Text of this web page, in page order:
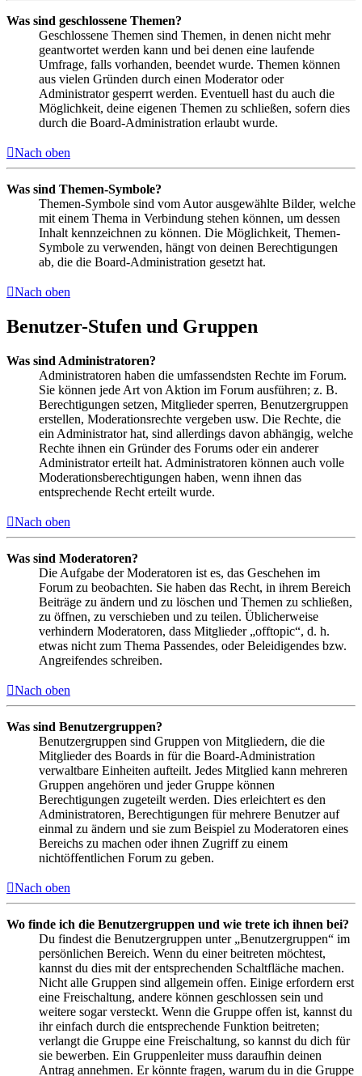
Was sind geschlossene Themen?
Geschlossene Themen sind Themen, in denen nicht mehr
geantwortet werden kann und bei denen eine laufende
Umfrage, falls vorhanden, beendet wurde. Themen können
aus vielen Gründen durch einen Moderator oder
Administrator gesperrt werden. Eventuell hast du auch die
Möglichkeit, deine eigenen Themen zu schließen, sofern dies
durch die Board-Administration erlaubt wurde.
Nach oben
Was sind Themen-Symbole?
Themen-Symbole sind vom Autor ausgewählte Bilder, welche
mit einem Thema in Verbindung stehen können, um dessen
Inhalt kennzeichnen zu können. Die Möglichkeit, Themen-
Symbole zu verwenden, hängt von deinen Berechtigungen
ab, die die Board-Administration gesetzt hat.
Nach oben
Benutzer-Stufen und Gruppen
Was sind Administratoren?
Administratoren haben die umfassendsten Rechte im Forum.
Sie können jede Art von Aktion im Forum ausführen; z. B.
Berechtigungen setzen, Mitglieder sperren, Benutzergruppen
erstellen, Moderationsrechte vergeben usw. Die Rechte, die
ein Administrator hat, sind allerdings davon abhängig, welche
Rechte ihnen ein Gründer des Forums oder ein anderer
Administrator erteilt hat. Administratoren können auch volle
Moderationsberechtigungen haben, wenn ihnen das
entsprechende Recht erteilt wurde.
Nach oben
Was sind Moderatoren?
Die Aufgabe der Moderatoren ist es, das Geschehen im
Forum zu beobachten. Sie haben das Recht, in ihrem Bereich
Beiträge zu ändern und zu löschen und Themen zu schließen,
zu öffnen, zu verschieben und zu teilen. Üblicherweise
verhindern Moderatoren, dass Mitglieder „offtopic“, d. h.
etwas nicht zum Thema Passendes, oder Beleidigendes bzw.
Angreifendes schreiben.
Nach oben
Was sind Benutzergruppen?
Benutzergruppen sind Gruppen von Mitgliedern, die die
Mitglieder des Boards in für die Board-Administration
verwaltbare Einheiten aufteilt. Jedes Mitglied kann mehreren
Gruppen angehören und jeder Gruppe können
Berechtigungen zugeteilt werden. Dies erleichtert es den
Administratoren, Berechtigungen für mehrere Benutzer auf
einmal zu ändern und sie zum Beispiel zu Moderatoren eines
Bereichs zu machen oder ihnen Zugriff zu einem
nichtöffentlichen Forum zu geben.
Nach oben
Wo finde ich die Benutzergruppen und wie trete ich ihnen bei?
Du findest die Benutzergruppen unter „Benutzergruppen“ im
persönlichen Bereich. Wenn du einer beitreten möchtest,
kannst du dies mit der entsprechenden Schaltfläche machen.
Nicht alle Gruppen sind allgemein offen. Einige erfordern erst
eine Freischaltung, andere können geschlossen sein und
weitere sogar versteckt. Wenn die Gruppe offen ist, kannst du
ihr einfach durch die entsprechende Funktion beitreten;
verlangt die Gruppe eine Freischaltung, so kannst du dich für
sie bewerben. Ein Gruppenleiter muss daraufhin deinen
Antrag annehmen. Er könnte fragen, warum du in die Gruppe